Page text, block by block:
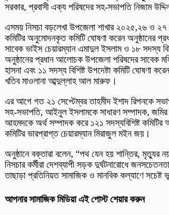
সরকার, প্রবাসী এক্য পরিষদের সহ-সভাপতি নিজাম
এসময় নিসচা বড়লেখা উপজেলা শাখার ২০২৫,২৬ ও ২৭
কমিটির অনুমোদনকৃত কমিটি ঘোষণা করেন অনুষ্ঠানের
সাবেক ভাইস চেয়ারম্যান এমাদুল ইসলাম ও ১৮ সদস্য
অনুষ্ঠানের প্রধান আলোচক উপজেলা পরিষদের সাবেক
হাসনা এবং ১১ সদস্য বিশিষ্ট উপদেষ্টা কমিটি ঘোষণা
খতিব মাওলানা আব্দুল্লাহ আল মারুফ।
এর আগে গত ২১ সেপ্টেম্বর তাহমীদ ইশাদ রিপনকে
সহ-সভাপতি, আইনুল ইসলামকে সাধারণ সম্পাদক, জমির
আহমদকে অর্থ সম্পাদক করে ১২১ সদস্যবিশিষ্ট কমিটির
কমিটির ভারপ্রাপ্ত চেয়ারম্যান মিরাজুল মইন জয়।
অনুষ্ঠানে বক্তারা বলেন, “পথ যেন হয় শান্তির, মৃত্যুর
নিসচার কর্মীরা দেশব্যাপী সড়ক দুর্ঘটনারোধে
তাছাড়া প্রতিনিয়ত সামাজিক ও মানবিক কল্যাণে সচেষ্ট
আপনার সামাজিক মিডিয়া এই পোস্ট শেয়ার করুন